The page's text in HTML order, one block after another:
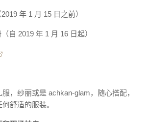
年 1 月 15 日之前）
自 2019 年 1 月 16 日起）
，纱丽或是 achkan-glam，随心搭配，
舒适的服装。